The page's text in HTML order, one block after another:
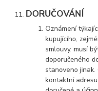
DORUČOVÁNÍ
Oznámení
kupujícího,
smlouvy, musí
doporučeného
stanoveno
kontaktní